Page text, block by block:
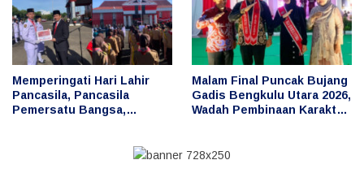
Memperingati Hari Lahir
Pancasila, Pancasila
Pemersatu Bangsa,
Malam Final Puncak Bujang
Gadis Bengkulu Utara 2026,
Wadah Pembinaan Karakter